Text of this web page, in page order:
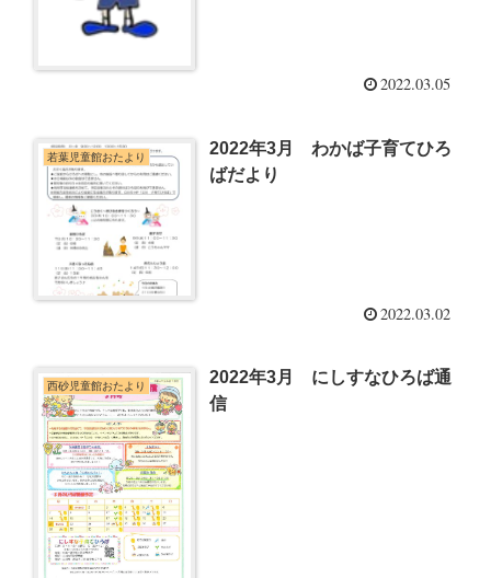
2022.03.05
若葉児童館おたより
2022年3月 わかば子育てひろ
ばだより
2022.03.02
西砂児童館おたより
2022年3月 にしすなひろば通
信